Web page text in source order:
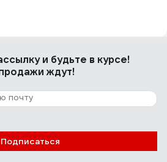
и будьте в курсе!
ждут!
Подписаться